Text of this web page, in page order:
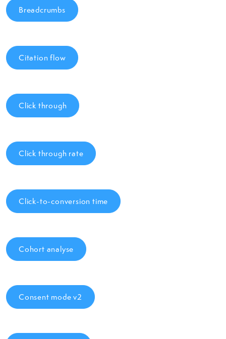
Breadcrumbs
Citation flow
Click through
Click through rate
Click-to-conversion time
Cohort analyse
Consent mode v2